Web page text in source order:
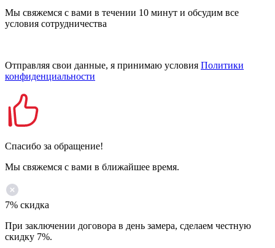
Мы свяжемся с вами в течении 10 минут и обсудим все
условия сотрудничества
Отправляя свои данные, я принимаю условия Политики
конфиденциальности
Спасибо за обращение!
Мы свяжемся с вами в ближайшее время.
7% скидка
При заключении договора в день замера, сделаем честную
скидку 7%.